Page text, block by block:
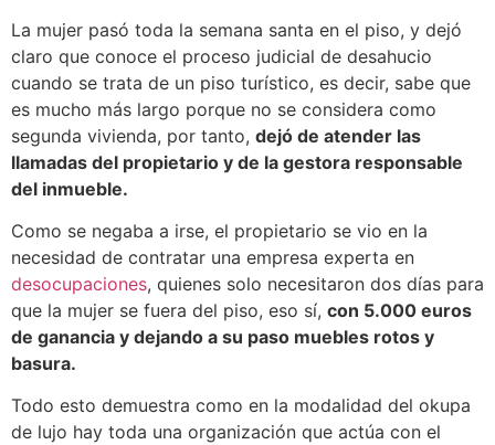
La mujer pasó toda la semana santa en el piso, y dejó
claro que conoce el proceso judicial de desahucio
cuando se trata de un piso turístico, es decir, sabe que
es mucho más largo porque no se considera como
segunda vivienda, por tanto, dejó de atender las
llamadas del propietario y de la gestora responsable
del inmueble.
Como se negaba a irse, el propietario se vio en la
necesidad de contratar una empresa experta en
desocupaciones, quienes solo necesitaron dos días para
que la mujer se fuera del piso, eso sí, con 5.000 euros
de ganancia y dejando a su paso muebles rotos y
basura.
Todo esto demuestra como en la modalidad del okupa
de lujo hay toda una organización que actúa con el